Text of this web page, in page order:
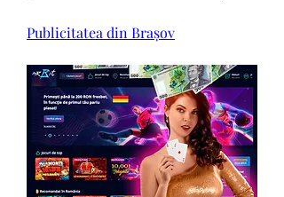
Publicitatea din Brașov